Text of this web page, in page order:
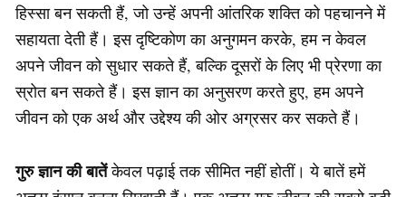
हिस्सा बन सकती हैं, जो उन्हें अपनी आंतरिक शक्ति को पहचानने में
सहायता देती हैं। इस दृष्टिकोण का अनुगमन करके, हम न केवल
अपने जीवन को सुधार सकते हैं, बल्कि दूसरों के लिए भी प्रेरणा का
स्रोत बन सकते हैं। इस ज्ञान का अनुसरण करते हुए, हम अपने
जीवन को एक अर्थ और उद्देश्य की ओर अग्रसर कर सकते हैं।
गुरु ज्ञान की बातेंकेवल पढ़ाई तक सीमित नहीं होतीं। ये बातें हमें